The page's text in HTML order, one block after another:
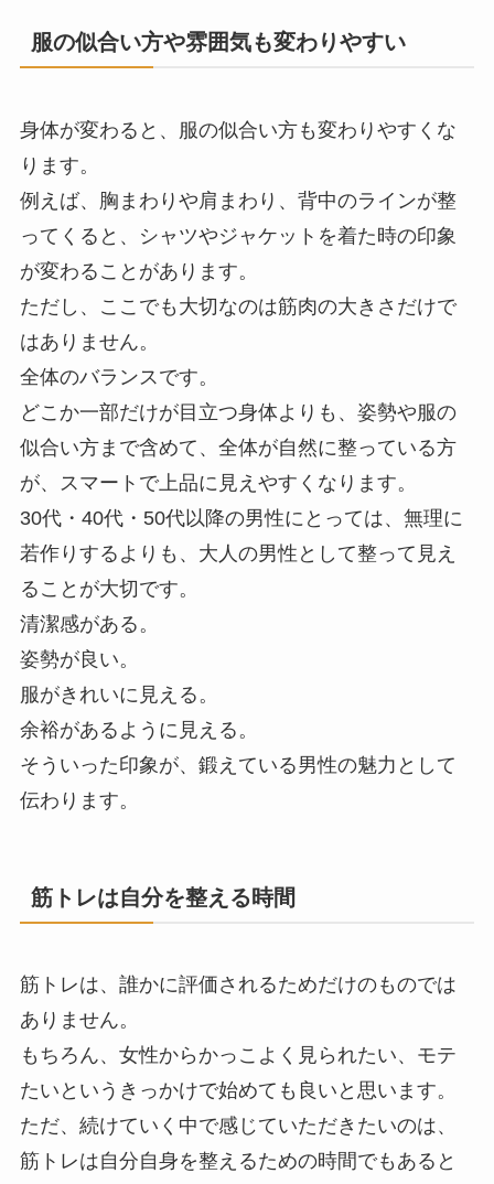
服の似合い方や雰囲気も変わりやすい
身体が変わると、服の似合い方も変わりやすくな
ります。
例えば、胸まわりや肩まわり、背中のラインが整
ってくると、シャツやジャケットを着た時の印象
が変わることがあります。
ただし、ここでも大切なのは筋肉の大きさだけで
はありません。
全体のバランスです。
どこか一部だけが目立つ身体よりも、姿勢や服の
似合い方まで含めて、全体が自然に整っている方
が、スマートで上品に見えやすくなります。
30代・40代・50代以降の男性にとっては、無理に
若作りするよりも、大人の男性として整って見え
ることが大切です。
清潔感がある。
姿勢が良い。
服がきれいに見える。
余裕があるように見える。
そういった印象が、鍛えている男性の魅力として
伝わります。
筋トレは自分を整える時間
筋トレは、誰かに評価されるためだけのものでは
ありません。
もちろん、女性からかっこよく見られたい、モテ
たいというきっかけで始めても良いと思います。
ただ、続けていく中で感じていただきたいのは、
筋トレは自分自身を整えるための時間でもあると